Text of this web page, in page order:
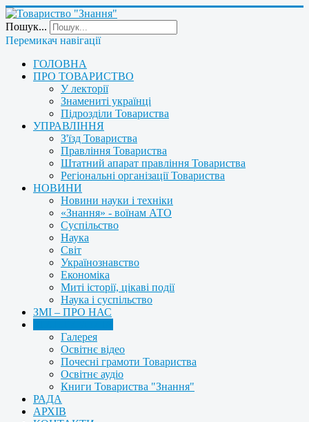
Пошук...
Перемикач навігації
ГОЛОВНА
ПРО ТОВАРИСТВО
У лекторії
Знамениті українці
Підрозділи Товариства
УПРАВЛІННЯ
З'їзд Товариства
Правління Товариства
Штатний апарат правління Товариства
Регіональні організації Товариства
НОВИНИ
Новини науки і техніки
«Знання» - воїнам АТО
Суспільство
Наука
Світ
Українознавство
Економіка
Миті історії, цікаві події
Наука і суспільство
ЗМІ – ПРО НАС
Галерея
Освітнє відео
Почесні грамоти Товариства
Освітнє аудіо
Книги Товариства "Знання"
РАДА
АРХІВ